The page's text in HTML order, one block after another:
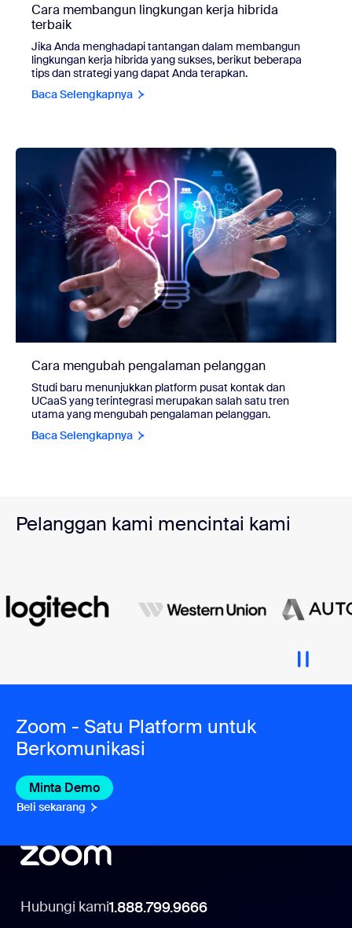
Cara membangun lingkungan kerja hibrida
terbaik
Jika Anda menghadapi tantangan dalam membangun
lingkungan kerja hibrida yang sukses, berikut beberapa
tips dan strategi yang dapat Anda terapkan.
Baca Selengkapnya
Cara mengubah pengalaman pelanggan
Studi baru menunjukkan platform pusat kontak dan
UCaaS yang terintegrasi merupakan salah satu tren
utama yang mengubah pengalaman pelanggan.
Baca Selengkapnya
Pelanggan kami mencintai kami
Zoom - Satu Platform untuk
Berkomunikasi
Minta Demo
Beli sekarang
Hubungi kami1.888.799.9666